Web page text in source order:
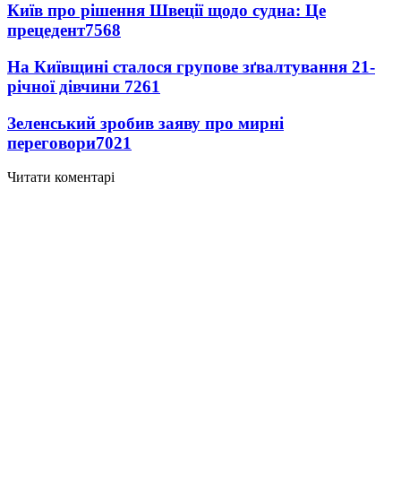
Київ про рішення Швеції щодо судна: Це
прецедент7568
На Київщині сталося групове зґвалтування 21-
річної дівчини 7261
Зеленський зробив заяву про мирні
переговори7021
Читати коментарі